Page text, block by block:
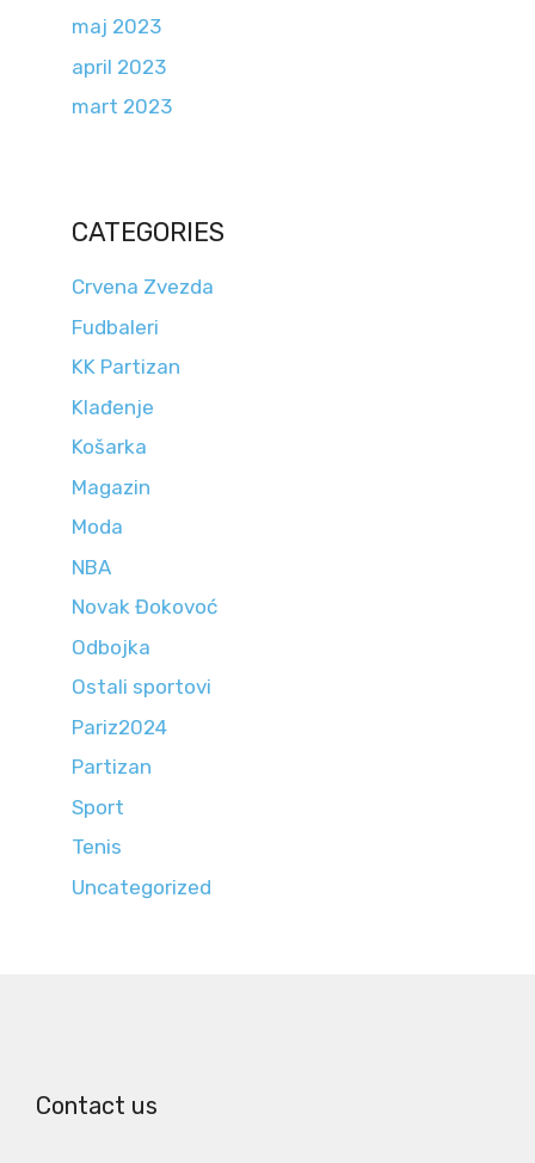
maj 2023
april 2023
mart 2023
CATEGORIES
Crvena Zvezda
Fudbaleri
KK Partizan
Klađenje
Košarka
Magazin
Moda
NBA
Novak Đokovoć
Odbojka
Ostali sportovi
Pariz2024
Partizan
Sport
Tenis
Uncategorized
Contact us